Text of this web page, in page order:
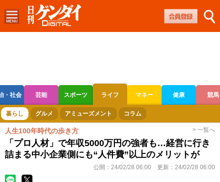
・社会 芸能 スポーツ ライフ マネー 健康 競馬
ボートレース 競輪 オートレース
暮らし グルメ アミューズメント コラム
人生100年時代の歩き方 > 一覧へ
「プロ人材」で年収5000万円の強者も…経営に行き
詰まる中小企業側にも“人件費”以上のメリットが
公開： 24/02/28 06:00 更新： 24/02/28 06:00